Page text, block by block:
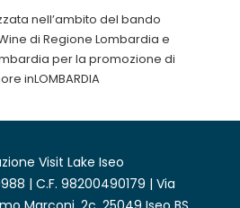
nell’ambito del bando
di Regione Lombardia e
per la promozione di
inLOMBARDIA
Visit Lake Iseo
| C.F. 98200490179 | Via